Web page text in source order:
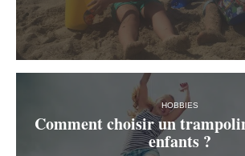
HOBBIES
Comment choisir un
enfants ?